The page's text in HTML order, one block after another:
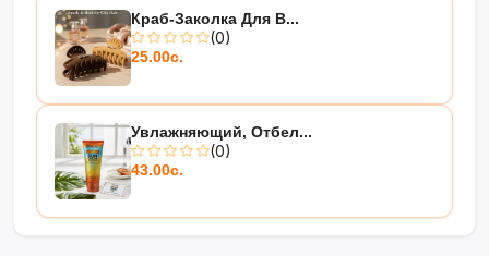
Краб-Заколка Для В...
(0)
25.00с.
Увлажняющий, Отбел...
(0)
43.00с.